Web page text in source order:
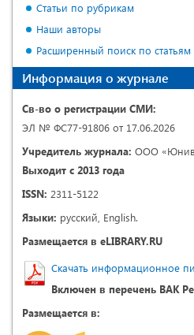
Статьи по рубрикам
Наши авторы
Расширенный поиск по статьям
Информация о журнале
Св-во о регистрации СМИ:
ЭЛ № ФС77-91806 от 17.06.2026
Учредитель журнала: ООО
Выходит с 2013 года
ISSN: 2311-5122
Языки: русский, English.
Размещается в eLIBRARY.RU
Скачать информационное
Включен в перечень ВАК
Размещается в: